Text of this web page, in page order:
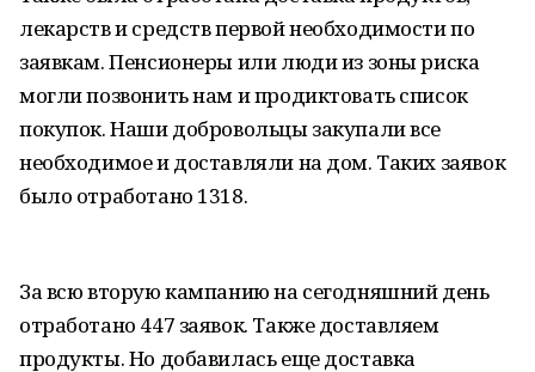
лекарств и средств первой необходимости по
заявкам. Пенсионеры или люди из зоны риска
могли позвонить нам и продиктовать список
покупок. Наши добровольцы закупали все
необходимое и доставляли на дом. Таких заявок
было отработано 1318.
За всю вторую кампанию на сегодняшний день
отработано 447 заявок. Также доставляем
продукты. Но добавилась еще доставка